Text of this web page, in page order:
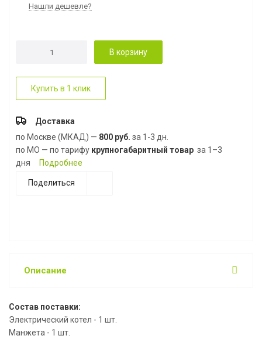
Нашли дешевле?
В корзину
Купить в 1 клик
Доставка
по Москве (МКАД) — 800 руб. за 1-3 дн.
по МО — по тарифу крупногабаритный товар за 1–3
дня
Подробнее
Поделиться
Описание
Состав поставки:
Электрический котел - 1 шт.
Манжета - 1 шт.